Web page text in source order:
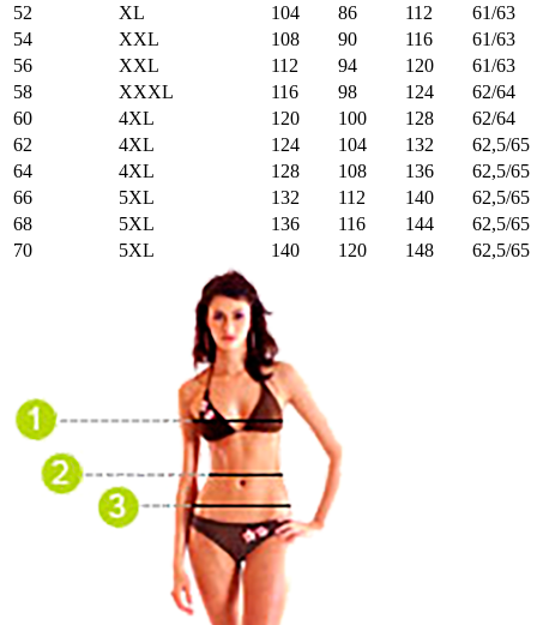
52
XL 104 86 112
61/63
54
XXL 108 90 116
61/63
56
XXL 112 94 120
61/63
58
XXXL 116 98 124
62/64
60
4XL 120 100 128
62/64
62
4XL 124 104 132
62,5/65
64
4XL 128 108 136
62,5/65
66
5XL 132 112 140
62,5/65
68
5XL 136 116 144
62,5/65
70
5XL 140 120 148 62,5/65